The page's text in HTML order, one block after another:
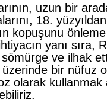
uzun bir
18.
kopuşunu
yanı sıra,
ve ilhak
bir nüfuz
olarak kullanmak